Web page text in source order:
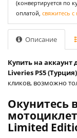
(конвертируется по
оплатой, свяжитесь с
Описание
Купить на аккаунт
Liveries PS5 (Турция)
кликов, возможно
Окунитесь
Limited